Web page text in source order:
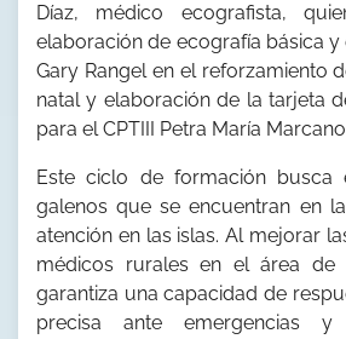
Díaz, médico ecografista,
elaboración de ecografía básica y
Gary Rangel en el reforzamiento
natal y elaboración de la tarjeta
para el CPTIII Petra María Marcano
Este ciclo de formación busca
galenos que se encuentran en
atención en las islas. Al mejorar
médicos rurales en el área de
garantiza una capacidad de
precisa ante emergencias